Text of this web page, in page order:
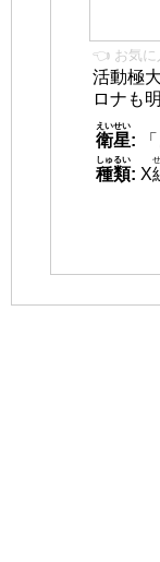
👈 お気に
活動極
ロナも
衛星
えいせい
:
種類
しゅるい
: X